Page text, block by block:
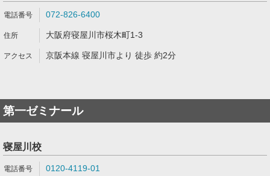
072-826-6400
大阪府寝屋川市桜木町1-3
京阪本線 寝屋川市より 徒歩 約2分
第一ゼミナール
寝屋川校
0120-4119-01